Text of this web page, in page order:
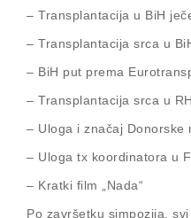
– Transplantacija u BiH
– Transplantacija srca u
– BiH put prema
– Transplantacija srca u RH
– Uloga i značaj Donorske
– Uloga tx koordinatora u
– Kratki film „Nada“
Po završetku simpozija,